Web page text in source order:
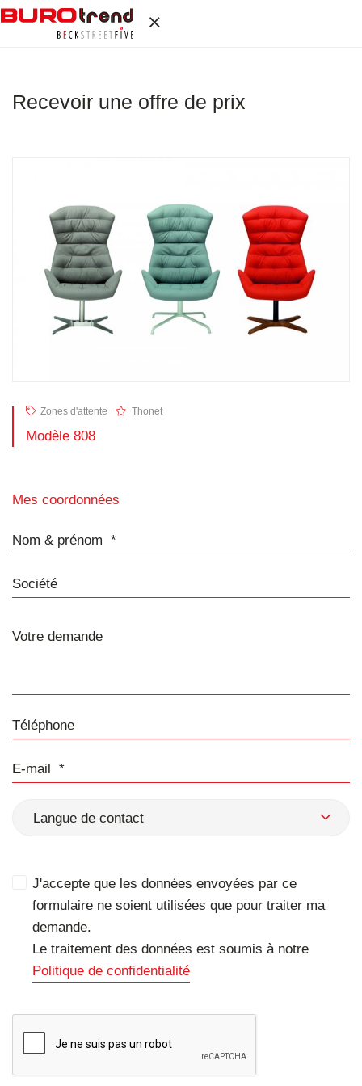
Recevoir une offre de prix
Zones d'attente Thonet
Modèle 808
Mes coordonnées
Nom & prénom
Société
Téléphone
E-mail
Langue de contact
J'accepte que les données envoyées par ce
formulaire ne soient utilisées que pour traiter ma
demande.
Le traitement des données est soumis à notre
Politique de confidentialité